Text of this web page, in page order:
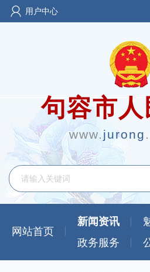
用户中心
句容市
www.jurong
网站首页
新闻资讯
政务服务